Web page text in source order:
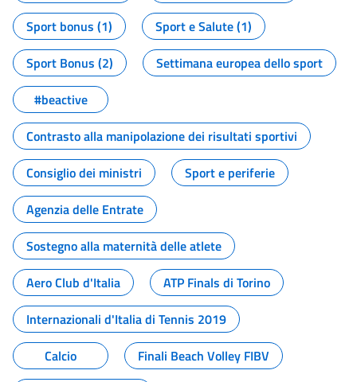
Sport bonus (1)
Sport e Salute (1)
Sport Bonus (2)
Settimana europea dello sport
#beactive
Contrasto alla manipolazione dei risultati sportivi
Consiglio dei ministri
Sport e periferie
Agenzia delle Entrate
Sostegno alla maternità delle atlete
Aero Club d'Italia
ATP Finals di Torino
Internazionali d'Italia di Tennis 2019
Calcio
Finali Beach Volley FIBV